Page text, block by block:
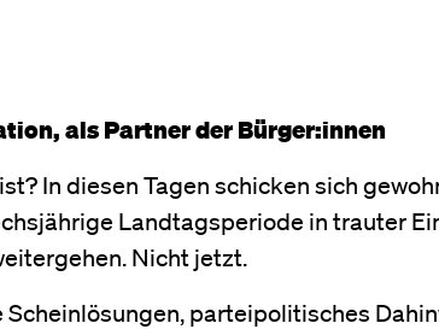
als Partner der Bürger:innen
In diesen Tagen schicken sich
Landtagsperiode in trauter
Nicht jetzt.
parteipolitisches